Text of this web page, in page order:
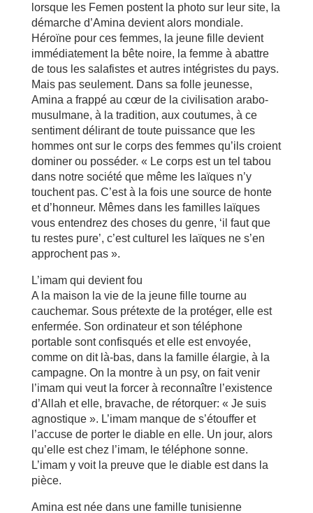
lorsque les Femen postent la photo sur leur site, la
démarche d’Amina devient alors mondiale.
Héroïne pour ces femmes, la jeune fille devient
immédiatement la bête noire, la femme à abattre
de tous les salafistes et autres intégristes du pays.
Mais pas seulement. Dans sa folle jeunesse,
Amina a frappé au cœur de la civilisation arabo-
musulmane, à la tradition, aux coutumes, à ce
sentiment délirant de toute puissance que les
hommes ont sur le corps des femmes qu’ils croient
dominer ou posséder. « Le corps est un tel tabou
dans notre société que même les laïques n’y
touchent pas. C’est à la fois une source de honte
et d’honneur. Mêmes dans les familles laïques
vous entendrez des choses du genre, ‘il faut que
tu restes pure’, c’est culturel les laïques ne s’en
approchent pas ».
L’imam qui devient fou
A la maison la vie de la jeune fille tourne au
cauchemar. Sous prétexte de la protéger, elle est
enfermée. Son ordinateur et son téléphone
portable sont confisqués et elle est envoyée,
comme on dit là-bas, dans la famille élargie, à la
campagne. On la montre à un psy, on fait venir
l’imam qui veut la forcer à reconnaître l’existence
d’Allah et elle, bravache, de rétorquer: « Je suis
agnostique ». L’imam manque de s’étouffer et
l’accuse de porter le diable en elle. Un jour, alors
qu’elle est chez l’imam, le téléphone sonne.
L’imam y voit la preuve que le diable est dans la
pièce.
Amina est née dans une famille tunisienne